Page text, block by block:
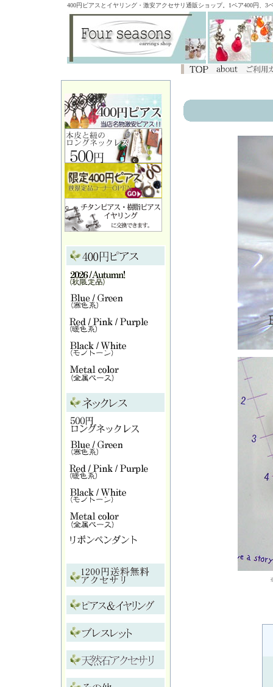
400円ピアスとイヤリング・激安アクセサリ通販ショップ。1ペア400円、